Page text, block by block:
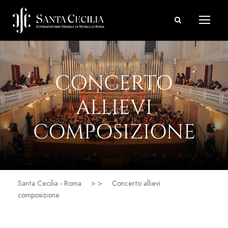
CONCERTO
ALLIEVI
COMPOSIZIONE
Santa Cecilia - Roma > >
Concerto allievi
composizione